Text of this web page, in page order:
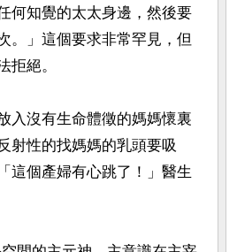
何知覺的太太身邊，然後要
。」這個要求非常罕見，但
拒絕。
入沒有生命體徵的媽媽懷裏
射性的找媽媽的乳頭要吸
這個產婦有心跳了！」醫生